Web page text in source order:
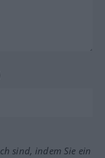
sind, indem Sie ein